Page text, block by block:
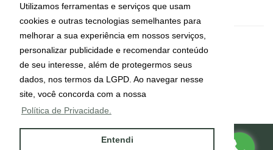
Utilizamos ferramentas e serviços que usam
cookies e outras tecnologias semelhantes para
melhorar a sua experiência em nossos serviços,
personalizar publicidade e recomendar conteúdo
de seu interesse, além de protegermos seus
dados, nos termos da LGPD. Ao navegar nesse
site, você concorda com a nossa
Política de Privacidade.
Entendi
CRECI: J-6095
Informações de Contato
(49) 99112-4491
ImóvelOffice© - Todos os direitos reservados